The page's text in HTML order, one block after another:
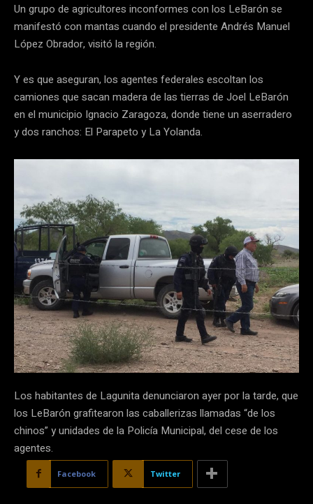
Un grupo de agricultores inconformes con los LeBarón se
manifestó con mantas cuando el presidente Andrés Manuel
López Obrador, visitó la región.
Y es que aseguran, los agentes federales escoltan los
camiones que sacan madera de las tierras de Joel LeBarón
en el municipio Ignacio Zaragoza, donde tiene un aserradero
y dos ranchos: El Parapeto y La Yolanda.
Los habitantes de Lagunita denunciaron ayer por la tarde, que
los LeBarón grafitearon las caballerizas llamadas “de los
chinos” y unidades de la Policía Municipal, del cese de los
agentes.
Facebook Twitter